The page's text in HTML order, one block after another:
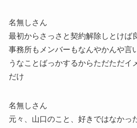
名無しさん
最初からさっさと契約解除しとけば
事務所もメンバーもなんやかんや言
うなことばっかするからただただイ
だけ
名無しさん
元々、山口のこと、好きではなかっ